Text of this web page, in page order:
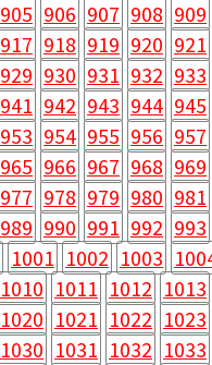
905 906 907 908 909
917 918 919 920 921
929 930 931 932 933
941 942 943 944 945
953 954 955 956 957
965 966 967 968 969
977 978 979 980 981
989 990 991 992 993
1001 1002 1003
1010 1011 1012 1013
1020 1021 1022 1023
1030 1031 1032 1033